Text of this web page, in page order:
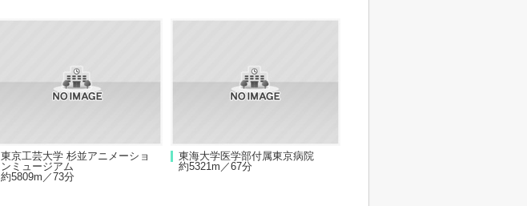
東京工芸大学 杉並アニメーショ
ンミュージアム
約5809m／73分
東海大学医学部付属東京病院
約5321m／67分